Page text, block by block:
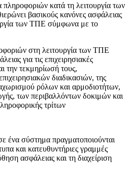
πληροφοριών κατά τη λειτουργία των
βασικούς κανόνες ασφάλειας
των ΤΠΕ σύμφωνα με το
στη λειτουργία των ΤΠΕ
για τις επιχειρησιακές
την τεκμηρίωσή τους,
διαδικασιών, της
ρόλων και αρμοδιοτήτων,
των περιβαλλόντων δοκιμών και
τρίτων
ένα σύστημα πραγματοποιούνται
και κατευθυντήριες γραμμές
ασφάλειας και τη διαχείριση